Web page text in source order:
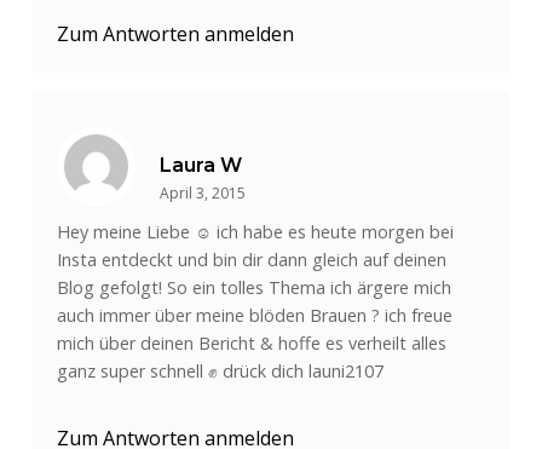
Zum Antworten anmelden
Laura W
April 3, 2015
Hey meine Liebe ☺ ich habe es heute morgen bei
Insta entdeckt und bin dir dann gleich auf deinen
Blog gefolgt! So ein tolles Thema ich ärgere mich
auch immer über meine blöden Brauen ? ich freue
mich über deinen Bericht & hoffe es verheilt alles
ganz super schnell ✊ drück dich launi2107
Zum Antworten anmelden